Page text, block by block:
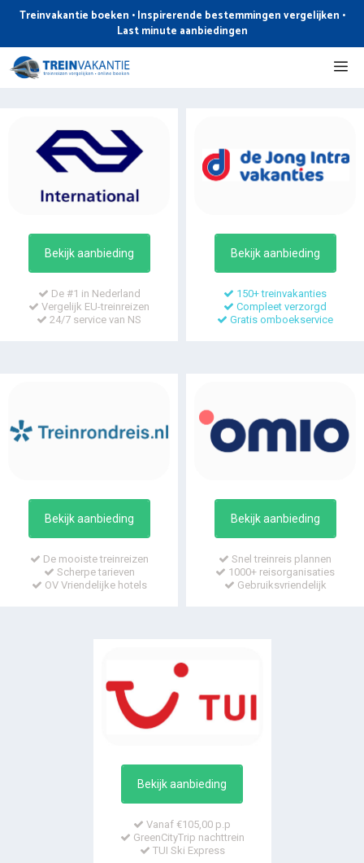
de
inhoud
Treinvakantie boeken • Inspirerende bestemmingen vergelijken •
Last minute aanbiedingen
Bekijk aanbieding
De #1 in Nederland
Vergelijk EU-treinreizen
24/7 service van NS
Bekijk aanbieding
150+ treinvakanties
Compleet verzorgd
Gratis omboekservice
Bekijk aanbieding
De mooiste treinreizen
Scherpe tarieven
OV Vriendelijke hotels
Bekijk aanbieding
Snel treinreis plannen
1000+ reisorganisaties
Gebruiksvriendelijk
Bekijk aanbieding
Vanaf €105,00 p.p
GreenCityTrip nachttrein
TUI Ski Express